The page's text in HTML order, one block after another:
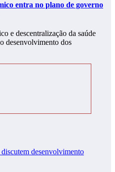
entra no plano de governo
e descentralização da saúde
desenvolvimento dos